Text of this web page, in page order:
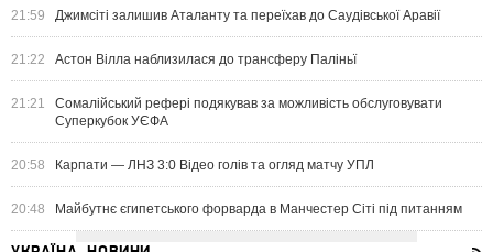
21:59 Джимсіті залишив Аталанту та переїхав до Саудівської Аравії
21:22 Астон Вілла наблизилася до трансферу Паліньї
21:21
Сомалійський рефері подякував за можливість обслуговувати
Суперкубок УЄФА
20:58 Карпати — ЛНЗ 3:0 Відео голів та огляд матчу УПЛ
20:48 Майбутнє єгипетського форварда в Манчестер Сіті під питанням